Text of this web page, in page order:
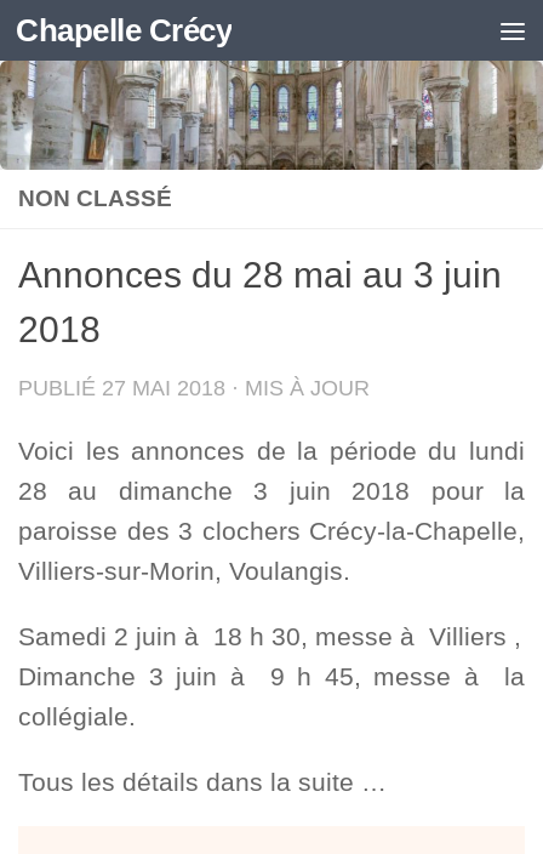
Skip to content
Chapelle Crécy
NON CLASSÉ
Annonces du 28 mai au 3 juin
2018
PUBLIÉ 27 MAI 2018 · MIS À JOUR
Voici les annonces de la période du lundi
28 au dimanche 3 juin 2018 pour la
paroisse des 3 clochers Crécy-la-Chapelle,
Villiers-sur-Morin, Voulangis.
Samedi 2 juin à 18 h 30, messe à Villiers ,
Dimanche 3 juin à 9 h 45, messe à la
collégiale.
Tous les détails dans la suite …